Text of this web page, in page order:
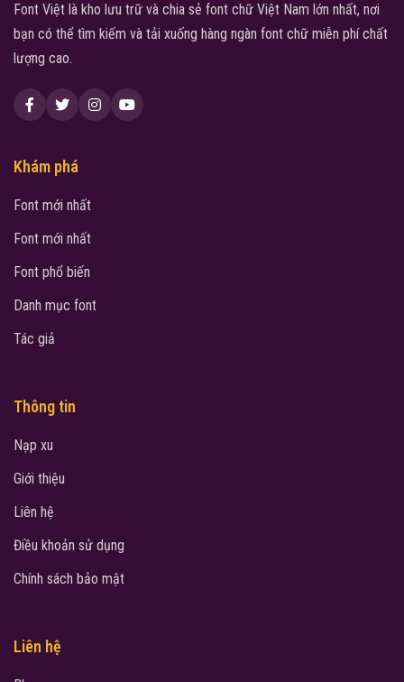
Font Việt là kho lưu trữ và chia sẻ font chữ Việt Nam lớn nhất, nơi
bạn có thể tìm kiếm và tải xuống hàng ngàn font chữ miễn phí chất
lượng cao.
Khám phá
Font mới nhất
Font mới nhất
Font phổ biến
Danh mục font
Tác giả
Thông tin
Nạp xu
Giới thiệu
Liên hệ
Điều khoản sử dụng
Chính sách bảo mật
Liên hệ